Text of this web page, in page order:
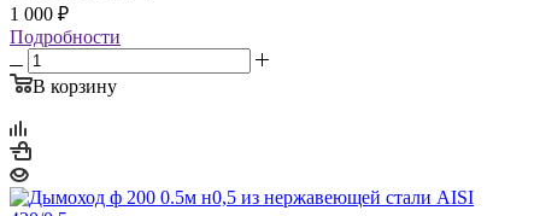
1 000 ₽
Подробности
В корзину